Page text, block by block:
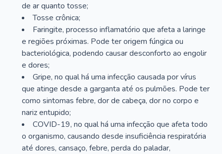
de ar quanto tosse;
Tosse crônica;
Faringite, processo inflamatório que afeta a laringe
e regiões próximas. Pode ter origem fúngica ou
bacteriológica, podendo causar desconforto ao engolir
e dores;
Gripe, no qual há uma infecção causada por vírus
que atinge desde a garganta até os pulmões. Pode ter
como sintomas febre, dor de cabeça, dor no corpo e
nariz entupido;
COVID-19, no qual há uma infecção que afeta todo
o organismo, causando desde insuficiência respiratória
até dores, cansaço, febre, perda do paladar,